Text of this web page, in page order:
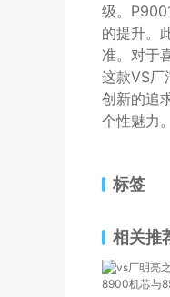
级。
的提升。
准。对于
这款VS厂
创新的追
个性魅力
标签
相关推